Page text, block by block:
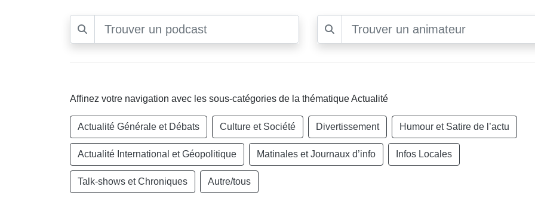
Affinez votre navigation avec les sous-catégories de la thématique Actualité
Actualité Générale et Débats Culture et Société Divertissement Humour et Satire de l’actu
Actualité International et Géopolitique Matinales et Journaux d’info Infos Locales
Talk-shows et Chroniques Autre/tous